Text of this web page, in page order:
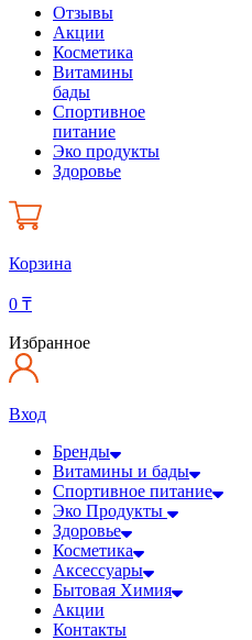
Отзывы
Акции
Косметика
Витамины
бады
Спортивное
питание
Эко продукты
Здоровье
Корзина
0 ₸
Избранное
Вход
Бренды
Витамины и бады
Спортивное питание
Эко Продукты
Здоровье
Косметика
Аксессуары
Бытовая Химия
Акции
Контакты